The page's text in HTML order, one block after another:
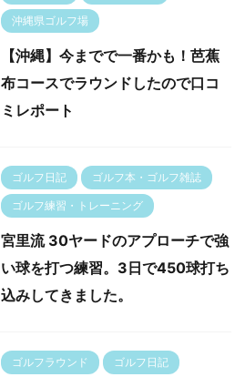
沖縄県ゴルフ場
【沖縄】今までで一番かも！芭蕉
布コースでラウンドしたので口コ
ミレポート
ゴルフ日記 ゴルフ本・ゴルフ雑誌
ゴルフ練習・トレーニング
宮里流 30ヤードのアプローチで強
い球を打つ練習。3日で450球打ち
込みしてきました。
ゴルフラウンド ゴルフ日記